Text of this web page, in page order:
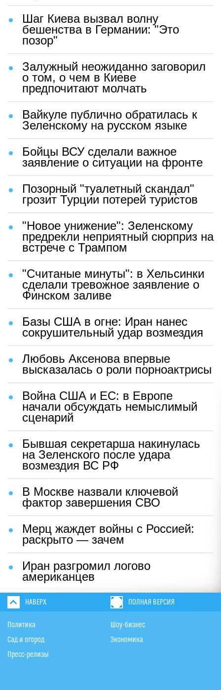
Шаг Киева вызвал волну
бешенства в Германии: "Это
позор"
Залужный неожиданно заговорил
о том, о чем в Киеве
предпочитают молчать
Вайкуле публично обратилась к
Зеленскому на русском языке
Бойцы ВСУ сделали важное
заявление о ситуации на фронте
Позорный "туалетный скандал"
грозит Турции потерей туристов
"Новое унижение": Зеленскому
предрекли неприятный сюрприз на
встрече с Трампом
"Считаные минуты": в Хельсинки
сделали тревожное заявление о
Финском заливе
Базы США в огне: Иран нанес
сокрушительный удар возмездия
Любовь Аксенова впервые
высказалась о роли порноактрисы
Война США и ЕС: в Европе
начали обсуждать немыслимый
сценарий
Бывшая секретарша накинулась
на Зеленского после удара
возмездия ВС РФ
В Москве назвали ключевой
фактор завершения СВО
Мерц жаждет войны с Россией:
раскрыто — зачем
Иран разгромил логово
американцев
НАВЕРХ ПОЛНАЯ ВЕРСИЯ
Политика
Сад и огород
Пресс-релизы
Шоу-бизнес
Экономика